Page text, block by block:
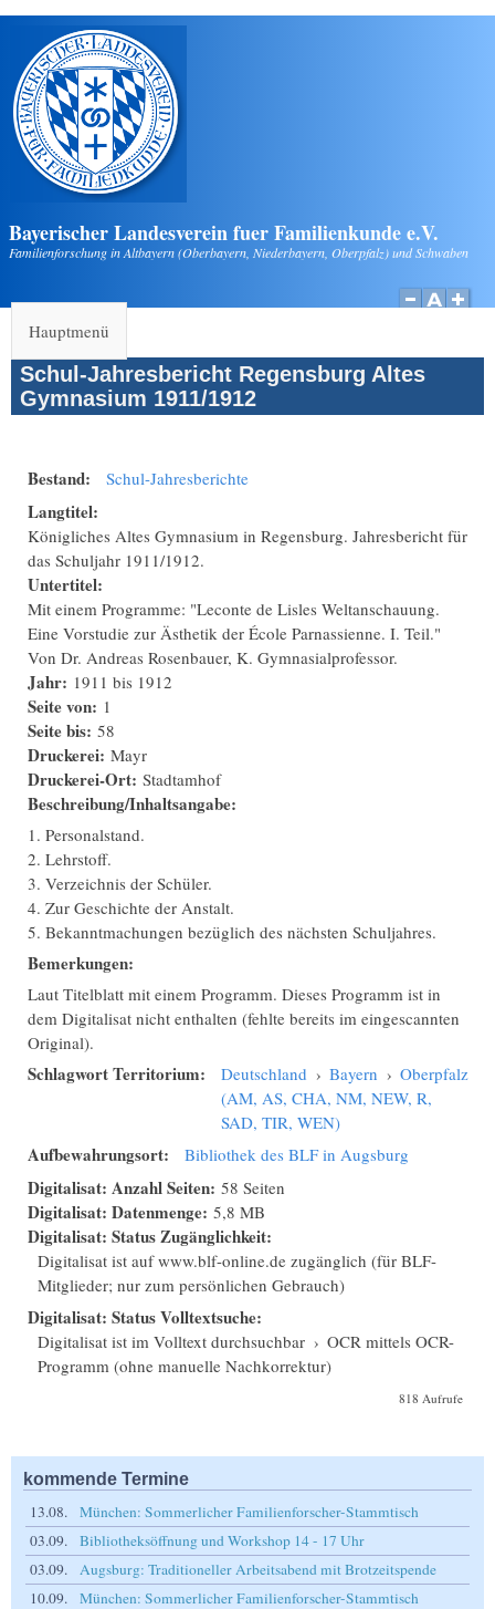
Direkt zum Inhalt
Bayerischer Landesverein fuer Familienkunde e.V.
Familienforschung in Altbayern (Oberbayern, Niederbayern, Oberpfalz) und Schwaben
Hauptmenü
Schul-Jahresbericht Regensburg Altes
Gymnasium 1911/1912
Bestand: Schul-Jahresberichte
Langtitel:
Königliches Altes Gymnasium in Regensburg. Jahresbericht für
das Schuljahr 1911/1912.
Untertitel:
Mit einem Programme: "Leconte de Lisles Weltanschauung.
Eine Vorstudie zur Ästhetik der École Parnassienne. I. Teil."
Von Dr. Andreas Rosenbauer, K. Gymnasialprofessor.
Jahr: 1911 bis 1912
Seite von: 1
Seite bis: 58
Druckerei: Mayr
Druckerei-Ort: Stadtamhof
Beschreibung/Inhaltsangabe:
1. Personalstand.
2. Lehrstoff.
3. Verzeichnis der Schüler.
4. Zur Geschichte der Anstalt.
5. Bekanntmachungen bezüglich des nächsten Schuljahres.
Bemerkungen:
Laut Titelblatt mit einem Programm. Dieses Programm ist in
dem Digitalisat nicht enthalten (fehlte bereits im eingescannten
Original).
Schlagwort Territorium: Deutschland › Bayern › Oberpfalz
(AM, AS, CHA, NM, NEW, R,
SAD, TIR, WEN)
Aufbewahrungsort: Bibliothek des BLF in Augsburg
Digitalisat: Anzahl Seiten: 58 Seiten
Digitalisat: Datenmenge: 5,8 MB
Digitalisat: Status Zugänglichkeit:
Digitalisat ist auf www.blf-online.de zugänglich (für BLF-
Mitglieder; nur zum persönlichen Gebrauch)
Digitalisat: Status Volltextsuche:
Digitalisat ist im Volltext durchsuchbar › OCR mittels OCR-
Programm (ohne manuelle Nachkorrektur)
818 Aufrufe
kommende Termine
13.08.
München: Sommerlicher Familienforscher-Stammtisch
03.09.
Bibliotheksöffnung und Workshop 14 - 17 Uhr
03.09.
Augsburg: Traditioneller Arbeitsabend mit Brotzeitspende
10.09.
München: Sommerlicher Familienforscher-Stammtisch